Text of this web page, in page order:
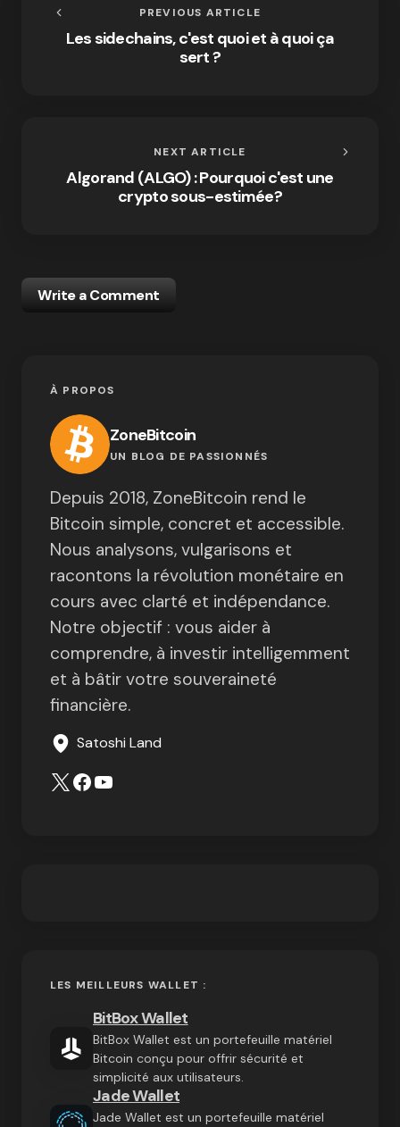
PREVIOUS ARTICLE
Les sidechains, c'est quoi et à quoi ça
sert ?
NEXT ARTICLE
Algorand (ALGO) : Pourquoi c'est une
crypto sous-estimée?
Write a Comment
À PROPOS
ZoneBitcoin
UN BLOG DE PASSIONNÉS
Depuis 2018, ZoneBitcoin rend le
Bitcoin simple, concret et accessible.
Nous analysons, vulgarisons et
racontons la révolution monétaire en
cours avec clarté et indépendance.
Notre objectif : vous aider à
comprendre, à investir intelligemment
et à bâtir votre souveraineté
financière.
Satoshi Land
LES MEILLEURS WALLET :
BitBox Wallet
BitBox Wallet est un portefeuille matériel
Bitcoin conçu pour offrir sécurité et
simplicité aux utilisateurs.
Jade Wallet
Jade Wallet est un portefeuille matériel